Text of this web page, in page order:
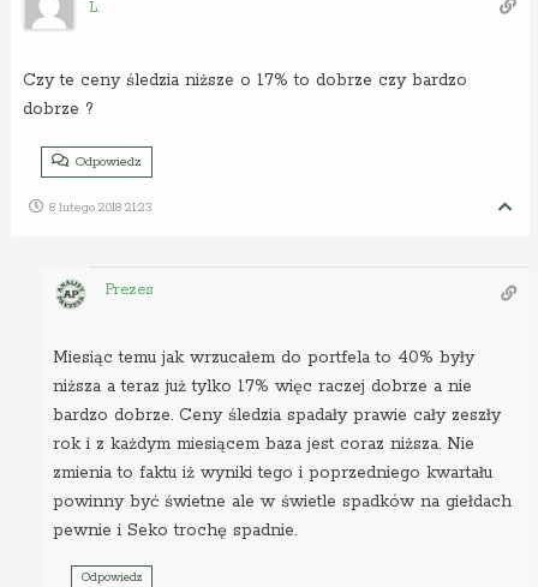
L.
Czy te ceny śledzia niższe o 17% to dobrze czy bardzo
dobrze ?
Odpowiedz
8 lutego 2018 21:23
Prezes
Miesiąc temu jak wrzucałem do portfela to 40% były
niższa a teraz już tylko 17% więc raczej dobrze a nie
bardzo dobrze. Ceny śledzia spadały prawie cały zeszły
rok i z każdym miesiącem baza jest coraz niższa. Nie
zmienia to faktu iż wyniki tego i poprzedniego kwartału
powinny być świetne ale w świetle spadków na giełdach
pewnie i Seko trochę spadnie.
Odpowiedz